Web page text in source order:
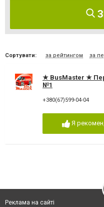
Сортувати: за рейтингом за
★ BusMaster ★
№1
+380(67)599-04-04
Я
Реклама на сайті